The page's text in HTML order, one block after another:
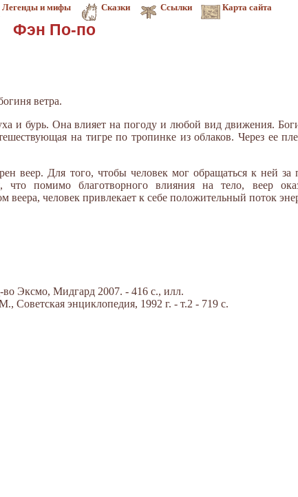
Легенды и мифы Сказки Ссылки Карта сайта
Фэн По-по
ветра.
и бурь. Она влияет на погоду и любой вид движения.
на тигре по тропинке из облаков. Через ее
веер. Для того, чтобы человек мог обращаться к ней за
что помимо благотворного влияния на тело, веер
человек привлекает к себе положительный поток
Эксмо, Мидгард 2007. - 416 с., илл.
энциклопедия, 1992 г. - т.2 - 719 с.